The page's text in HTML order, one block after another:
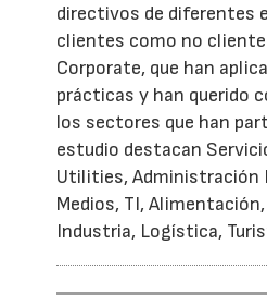
directivos de diferentes
clientes como no
Corporate, que han
prácticas y han querido
los sectores que han
estudio destacan
Utilities, Administración
Medios, TI,
Industria, Logística,